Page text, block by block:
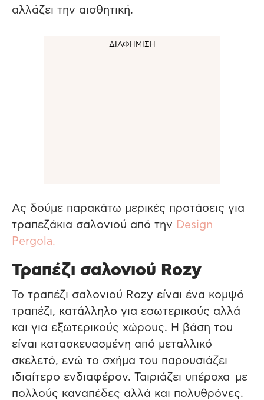
αλλάζει την αισθητική.
Ας δούμε παρακάτω μερικές προτάσεις για
τραπεζάκια σαλονιού από την Design
Pergola.
Τραπέζι σαλονιού Rozy
Το τραπέζι σαλονιού Rozy είναι ένα κομψό
τραπέζι, κατάλληλο για εσωτερικούς αλλά
και για εξωτερικούς χώρους. Η βάση του
είναι κατασκευασμένη από μεταλλικό
σκελετό, ενώ το σχήμα του παρουσιάζει
ιδιαίτερο ενδιαφέρον. Ταιριάζει υπέροχα με
πολλούς καναπέδες αλλά και πολυθρόνες.